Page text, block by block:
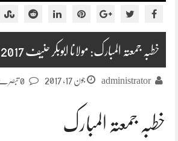
خطبہ جمعتہ المبارک: مولانا ابوبکر حنیف 2017-06-16
administrator جون 17, 2017
خطبہ جمعتہ المبارک